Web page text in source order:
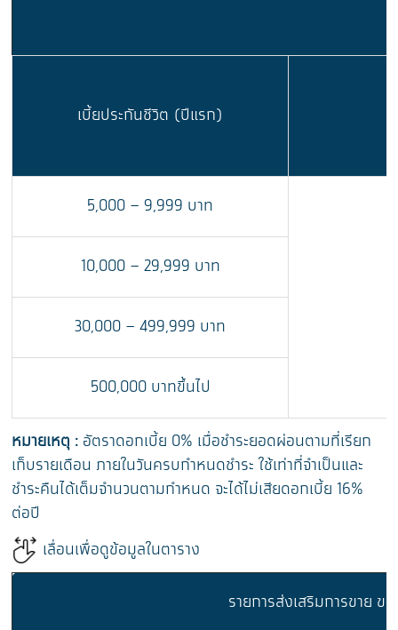
เบี้ยประกันชีวิต (ปีแรก)
5,000 – 9,999 บาท
10,000 – 29,999 บาท
30,000 – 499,999 บาท
500,000 บาทขึ้นไป
หมายเหตุ : อัตราดอกเบี้ย 0% เมื่อชำระยอดผ่อนตามที่เรียก
เก็บรายเดือน ภายในวันครบกำหนดชำระ ใช้เท่าที่จำเป็นและ
ชำระคืนได้เต็มจำนวนตามกำหนด จะได้ไม่เสียดอกเบี้ย 16%
ต่อปี
เลื่อนเพื่อดูข้อมูลในตาราง
รายการส่งเสริมการขาย